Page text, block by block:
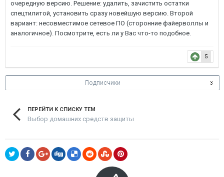
очередную версию. Решение: удалить, зачистить остатки
спецтилитой, установить сразу новейшую версию. Второй
вариант: несовместимое сетевое ПО (сторонние файерволлы и
аналогичное). Посмотрите, есть ли у Вас что-то подобное.
5
Подписчики 3
ПЕРЕЙТИ К СПИСКУ ТЕМ
Выбор домашних средств защиты